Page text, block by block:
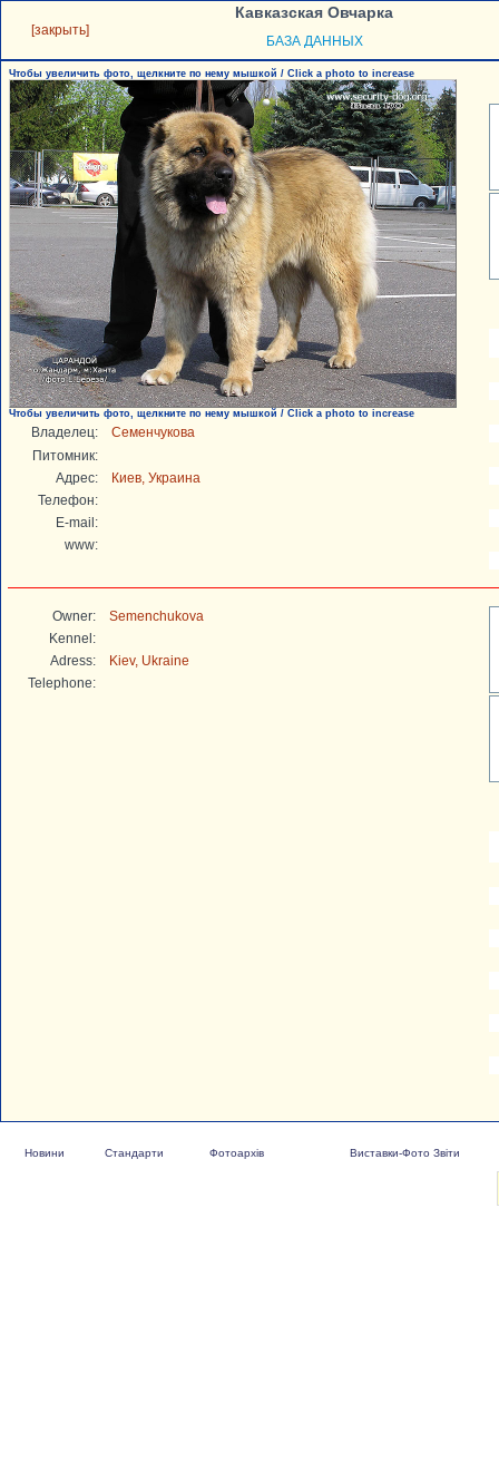
[закрыть]
Кавказская Овчарка
БАЗА ДАННЫХ
Чтобы увеличить фото, щелкните по нему мышкой / Click a photo to increase
Чтобы увеличить фото, щелкните по нему мышкой / Click a photo to increase
Владелец:
Семенчукова
Питомник:
Адрес:
Киев, Украина
Телефон:
E-mail:
www:
Owner:
Semenchukova
Kennel:
Adress:
Kiev, Ukraine
Telephone:
Новини Стандарти Фотоархів Виставки-Фото Звіти